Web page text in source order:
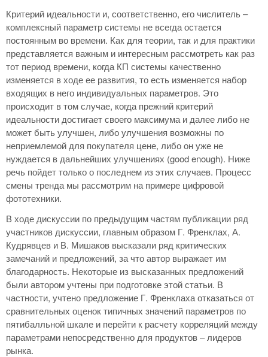
Критерий идеальности и, соответственно, его числитель –
комплексный параметр системы не всегда остается
постоянным во времени. Как для теории, так и для практики
представляется важным и интересным рассмотреть как раз
тот период времени, когда КП системы качественно
изменяется в ходе ее развития, то есть изменяется набор
входящих в него индивидуальных параметров. Это
происходит в том случае, когда прежний критерий
идеальности достигает своего максимума и далее либо не
может быть улучшен, либо улучшения возможны по
неприемлемой для покупателя цене, либо он уже не
нуждается в дальнейших улучшениях (good enough). Ниже
речь пойдет только о последнем из этих случаев. Процесс
смены тренда мы рассмотрим на примере цифровой
фототехники.
В ходе дискуссии по предыдущим частям публикации ряд
участников дискуссии, главным образом Г. Френклах, А.
Кудрявцев и В. Мишаков высказали ряд критических
замечаний и предложений, за что автор выражает им
благодарность. Некоторые из высказанных предложений
были автором учтены при подготовке этой статьи. В
частности, учтено предложение Г. Френклаха отказаться от
сравнительных оценок типичных значений параметров по
пятибалльной шкале и перейти к расчету корреляций между
параметрами непосредственно для продуктов – лидеров
рынка.